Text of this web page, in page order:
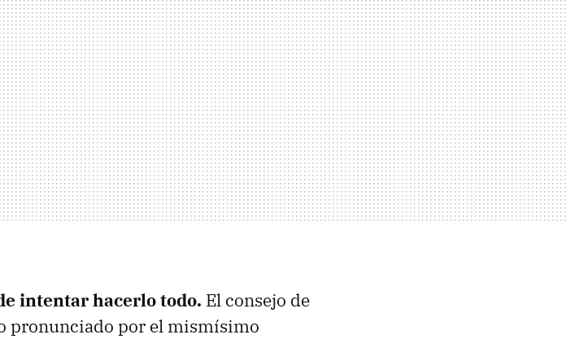
intentar hacerlo todo. El consejo de
pronunciado por el mismísimo